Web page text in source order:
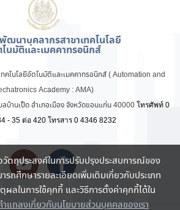
ฒนาบุคลากรสาขาเทคโนโลยี
นมัติและเมคคาทรอนิกส์
คโนโลยีอัตโนมัติและเมคคาทรอนิกส์ ( Automation and
Academy : AMA)
บ้านเป็ด อำเภอเมือง จังหวัดขอนแก่น 40000 โทรศัพท์ 0
- 35 ต่อ 420 โทรสาร 0 4346 8232
วัตถุประสงค์ในการปรับปรุงประสบการณ์ของ
รถศึกษารายละเอียดเพิ่มเติมเกี่ยวกับประเภท
ผลในการใช้คุกกี้ และวิธีการตั้งค่าคุกกี้ได้ใน
แถลงเกี่ยวกับนโยบายส่วนบุคคลของเรา